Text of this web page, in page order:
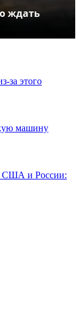
ждать
за этого
машину
США и России: